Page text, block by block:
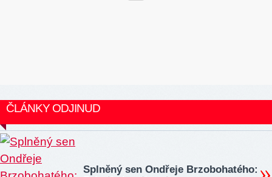
ČLÁNKY ODJINUD
Splněný sen Ondřeje Brzobohatého: